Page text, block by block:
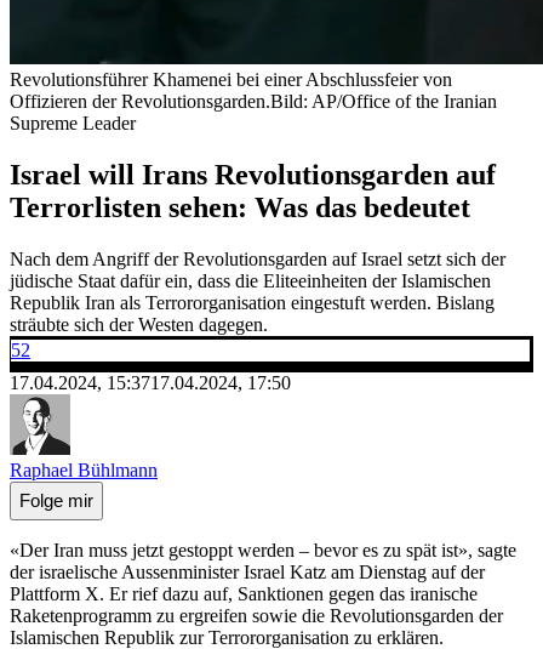
Revolutionsführer Khamenei bei einer Abschlussfeier von
Offizieren der Revolutionsgarden.Bild: AP/Office of the Iranian
Supreme Leader
Israel will Irans Revolutionsgarden auf
Terrorlisten sehen: Was das bedeutet
Nach dem Angriff der Revolutionsgarden auf Israel setzt sich der
jüdische Staat dafür ein, dass die Eliteeinheiten der Islamischen
Republik Iran als Terrororganisation eingestuft werden. Bislang
sträubte sich der Westen dagegen.
52
17.04.2024, 15:3717.04.2024, 17:50
Raphael Bühlmann
Folge mir
«Der Iran muss jetzt gestoppt werden – bevor es zu spät ist», sagte
der israelische Aussenminister Israel Katz am Dienstag auf der
Plattform X. Er rief dazu auf, Sanktionen gegen das iranische
Raketenprogramm zu ergreifen sowie die Revolutionsgarden der
Islamischen Republik zur Terrororganisation zu erklären.